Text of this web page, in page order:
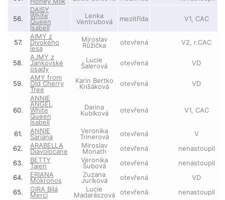
56.
DAISY
White
Queen
Isabell
Lenka
Ventrubová mezitřída V1, CAC
57.
AIMY z
Divokého
lesa
Miroslav
Růžička otevřená V2, r.CAC
58.
AJMY z
Jankovské
osady
Lucie
Šalerová otevřená VD
59.
AMY from
Old Cherry
Tree
Karin Bertko
Krišáková otevřená VD
60.
ANNIE
ANGEL
White
Queen
Isabell
Darina
Kubíková otevřená V1, CAC
61. ANNIE
Sariana
Veronika
Trinerová otevřená
V
62.
ARABELLA
Diavolocane
Miroslav
Monath otevřená
nenastoupil
63.
BETTY
Taien
Veronika
Šubová otevřená
nenastoupil
64.
ERIANA
Mokronos
Zuzana
Juríková otevřená
VD
65.
GIRA Bílá
Merci
Lucie
Madarászová otevřená nenastoupil